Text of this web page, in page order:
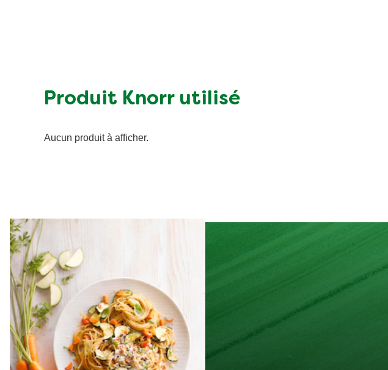
Produit Knorr utilisé
Aucun produit à afficher.